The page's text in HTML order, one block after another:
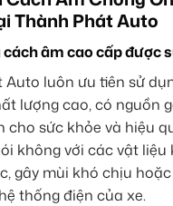
Thành Phát Auto
cách âm cao cấp được
Auto luôn ưu tiên sử
lượng cao, có nguồn
cho sức khỏe và hiệu
không với các vật liệu
gây mùi khó chịu
thống điện của xe.